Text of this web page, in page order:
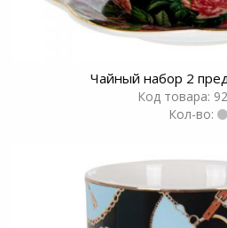
Чайный набор 2
Код товара:
Кол-во: